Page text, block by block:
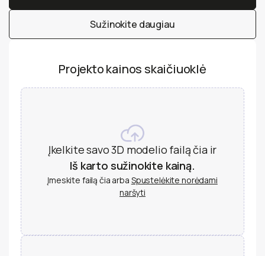
Susisiekite su mumis
Sužinokite daugiau
Sužinokite daugiau
Projekto kainos skaičiuoklė
Įkelkite savo 3D modelio failą čia ir
Iš karto sužinokite kainą.
Įmeskite failą čia arba Spustelėkite norėdami
naršyti